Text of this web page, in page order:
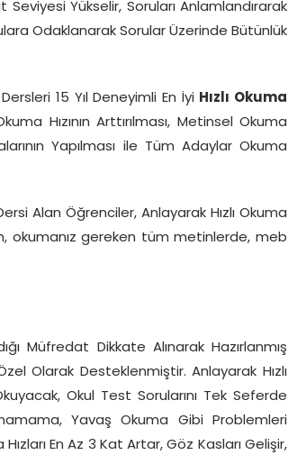
Seviyesi Yükselir, Soruları Anlamlandırarak
Odaklanarak Sorular Üzerinde Bütünlük
15 Yıl Deneyimli En İyi Hızlı Okuma
Hızının Arttırılması, Metinsel Okuma
Yapılması ile Tüm Adaylar Okuma
Alan Öğrenciler, Anlayarak Hızlı Okuma
okumanız gereken tüm metinlerde, meb
Müfredat Dikkate Alınarak Hazırlanmış
Olarak Desteklenmiştir. Anlayarak Hızlı
Okul Test Sorularını Tek Seferde
Yavaş Okuma Gibi Problemleri
En Az 3 Kat Artar, Göz Kasları Gelişir,